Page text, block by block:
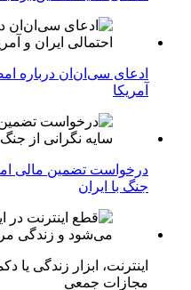
ادعای سی‌ان‌ان درباره
آمریکا
درخواست تضمین مالی
جنگ با ایران
اینترنت، ابزار زندگی
مجازات جمعی